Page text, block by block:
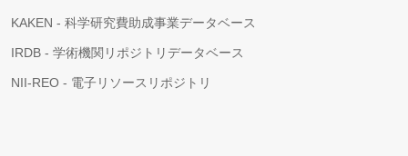
KAKEN - 科学研究費助成事業データベース
IRDB - 学術機関リポジトリデータベース
NII-REO - 電子リソースリポジトリ